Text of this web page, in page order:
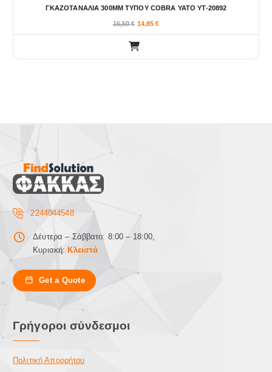
ΓΚΑΖΟΤΑΝΑΛΙΑ 300ΜΜ ΤΥΠΟΥ COBRA YATO YT-20892
16,50€ 14,85€
2244044548
Δέυτερα – Σάββατο: 8:00 – 18:00,
Κυριακή: Κλειστά
Get a Quote
Γρήγοροι σύνδεσμοι
Πολιτική Απορρήτου